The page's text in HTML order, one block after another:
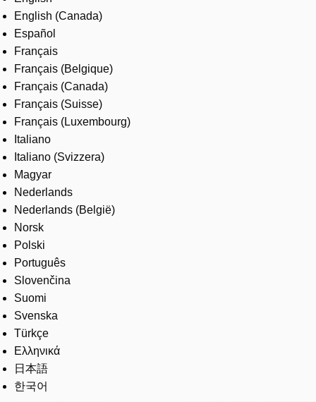
English (Canada)
Español
Français
Français (Belgique)
Français (Canada)
Français (Suisse)
Français (Luxembourg)
Italiano
Italiano (Svizzera)
Magyar
Nederlands
Nederlands (België)
Norsk
Polski
Português
Slovenčina
Suomi
Svenska
Türkçe
Ελληνικά
日本語
한국어